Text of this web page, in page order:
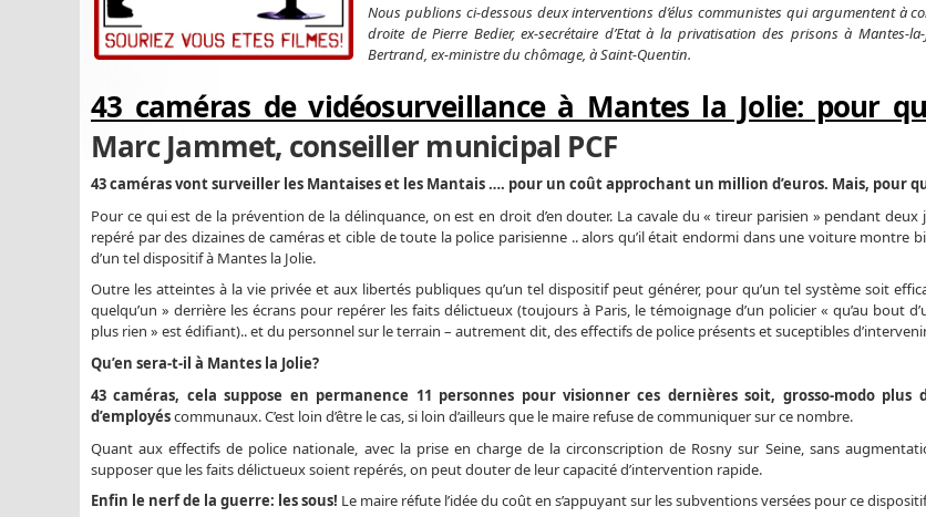
Nous publions ci-dessous deux interventions d’élus communistes qui argumentent à
droite de Pierre Bedier, ex-secrétaire d’Etat à la privatisation des prisons à Mantes-
Bertrand, ex-ministre du chômage, à Saint-Quentin.
43 caméras de vidéosurveillance à Mantes la Jolie: pour
Marc Jammet, conseiller municipal PCF
43 caméras vont surveiller les Mantaises et les Mantais …. pour un coût approchant un million d’euros. Mais, pour
Pour ce qui est de la prévention de la délinquance, on est en droit d’en douter. La cavale du « tireur parisien » pendant deux
repéré par des dizaines de caméras et cible de toute la police parisienne .. alors qu’il était endormi dans une voiture montre
d’un tel dispositif à Mantes la Jolie.
Outre les atteintes à la vie privée et aux libertés publiques qu’un tel dispositif peut générer, pour qu’un tel système soit
quelqu’un » derrière les écrans pour repérer les faits délictueux (toujours à Paris, le témoignage d’un policier « qu’au bout
plus rien » est édifiant).. et du personnel sur le terrain – autrement dit, des effectifs de police présents et suceptibles
Qu’en sera-t-il à Mantes la Jolie?
43 caméras, cela suppose en permanence 11 personnes pour visionner ces dernières soit, grosso-modo plus
d’employéscommunaux. C’est loin d’être le cas, si loin d’ailleurs que le maire refuse de communiquer sur ce nombre.
Quant aux effectifs de police nationale, avec la prise en charge de la circonscription de Rosny sur Seine, sans
supposer que les faits délictueux soient repérés, on peut douter de leur capacité d’intervention rapide.
Enfin le nerf de la guerre: les sous! Le maire réfute l’idée du coût en s’appuyant sur les subventions versées pour ce